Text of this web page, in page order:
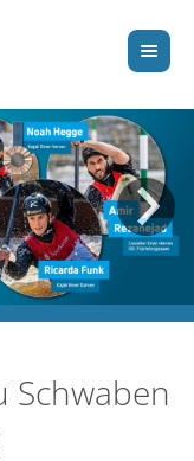
Schwaben